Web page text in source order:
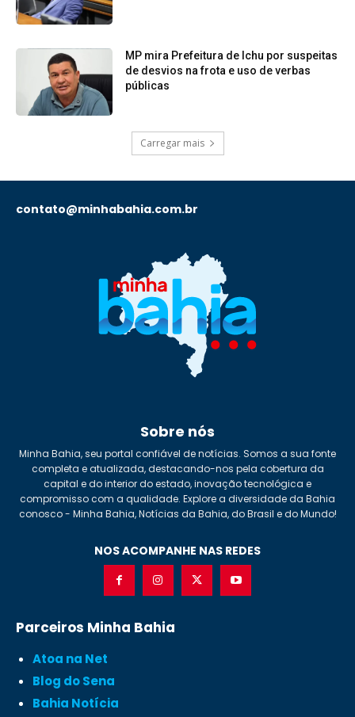
MP mira Prefeitura de Ichu por suspeitas
de desvios na frota e uso de verbas
públicas
Carregar mais
contato@minhabahia.com.br
Sobre nós
Minha Bahia, seu portal confiável de notícias. Somos a sua fonte
completa e atualizada, destacando-nos pela cobertura da
capital e do interior do estado, inovação tecnológica e
compromisso com a qualidade. Explore a diversidade da Bahia
conosco - Minha Bahia, Notícias da Bahia, do Brasil e do Mundo!
NOS ACOMPANHE NAS REDES
Parceiros Minha Bahia
Atoa na Net
Blog do Sena
Bahia Notícia